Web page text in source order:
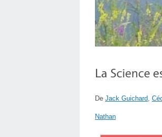
De Jack Guichard
Nathan